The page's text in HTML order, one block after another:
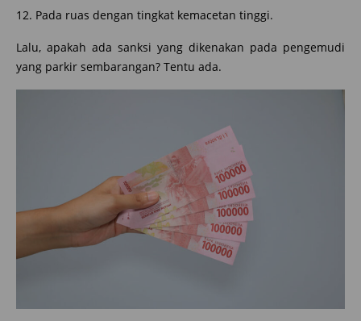
12. Pada ruas dengan tingkat kemacetan tinggi.
Lalu, apakah ada sanksi yang dikenakan pada pengemudi
yang parkir sembarangan? Tentu ada.